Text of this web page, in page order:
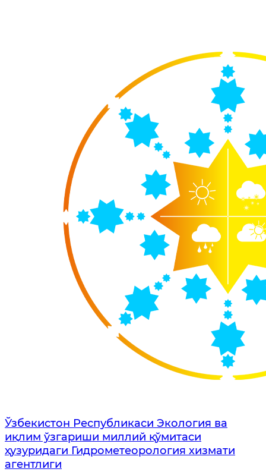
Ўзбекистон Республикаси Экология ва
иқлим ўзгариши миллий қўмитаси
ҳузуридаги Гидрометеорология хизмати
агентлиги